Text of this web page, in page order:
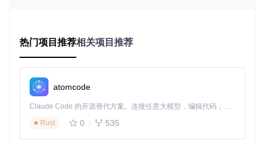
高并发场景下的性能瓶颈
整个链路中响应最慢的环节，拖慢了整体页面加载速度。
离线IP定位如何突破技术瓶颈？
本地化存储的核心优势
热门项目推荐相关项目推荐
atomcode
Claude Code 的开源替代方案。连接任意大模型，编辑代码，运行命令，自动验证 — 全自动执行。用 Rust 构建，极致性能。 ｜ An open-source alternative to Claude Code. Connect any LLM, edit code, run commands, and verify changes — autonomously. Built in Rust for speed. Get Started
Rust
0 535